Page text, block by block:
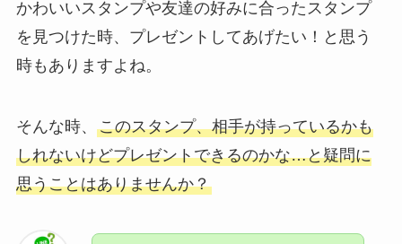
かわいいスタンプや友達の好みに合ったスタンプ
を見つけた時、プレゼントしてあげたい！と思う
時もありますよね。
そんな時、 このスタンプ、相手が持っているかも
しれないけどプレゼントできるのかな…と疑問に
思うことはありませんか？